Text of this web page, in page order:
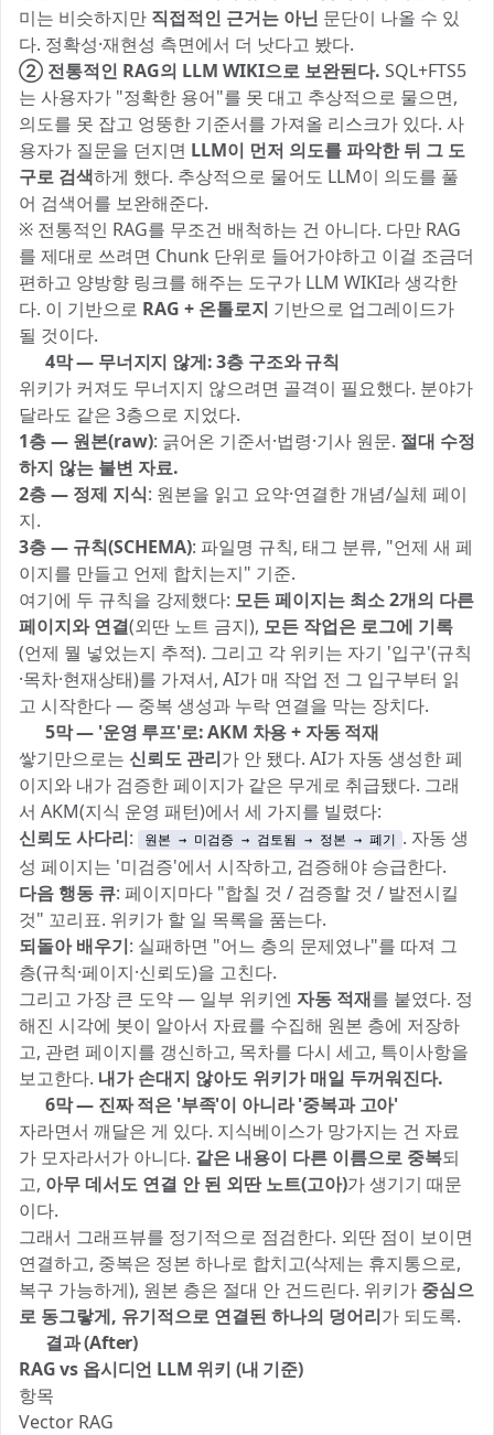
미는 비슷하지만 직접적인 근거는 아닌 문단이 나올 수 있
다. 정확성·재현성 측면에서 더 낫다고 봤다.
② 전통적인 RAG의 LLM WIKI으로 보완된다. SQL+FTS5
는 사용자가 "정확한 용어"를 못 대고 추상적으로 물으면,
의도를 못 잡고 엉뚱한 기준서를 가져올 리스크가 있다. 사
용자가 질문을 던지면 LLM이 먼저 의도를 파악한 뒤 그 도
구로 검색하게 했다. 추상적으로 물어도 LLM이 의도를 풀
어 검색어를 보완해준다.
※ 전통적인 RAG를 무조건 배척하는 건 아니다. 다만 RAG
를 제대로 쓰려면 Chunk 단위로 들어가야하고 이걸 조금더
편하고 양방향 링크를 해주는 도구가 LLM WIKI라 생각한
다. 이 기반으로 RAG + 온톨로지 기반으로 업그레이드가
될 것이다.
📐 4막 — 무너지지 않게: 3층 구조와 규칙
위키가 커져도 무너지지 않으려면 골격이 필요했다. 분야가
달라도 같은 3층으로 지었다.
1층 — 원본(raw): 긁어온 기준서·법령·기사 원문. 절대 수정
하지 않는 불변 자료.
2층 — 정제 지식: 원본을 읽고 요약·연결한 개념/실체 페이
지.
3층 — 규칙(SCHEMA): 파일명 규칙, 태그 분류, "언제 새 페
이지를 만들고 언제 합치는지" 기준.
여기에 두 규칙을 강제했다: 모든 페이지는 최소 2개의 다른
페이지와 연결(외딴 노트 금지), 모든 작업은 로그에 기록
(언제 뭘 넣었는지 추적). 그리고 각 위키는 자기 '입구'(규칙
·목차·현재상태)를 가져서, AI가 매 작업 전 그 입구부터 읽
고 시작한다 — 중복 생성과 누락 연결을 막는 장치다.
🔧 5막 — '운영 루프'로: AKM 차용 + 자동 적재
쌓기만으로는 신뢰도 관리가 안 됐다. AI가 자동 생성한 페
이지와 내가 검증한 페이지가 같은 무게로 취급됐다. 그래
서 AKM(지식 운영 패턴)에서 세 가지를 빌렸다:
신뢰도 사다리: 원본 → 미검증 → 검토됨 → 정본 → 폐기
. 자동 생
성 페이지는 '미검증'에서 시작하고, 검증해야 승급한다.
다음 행동 큐: 페이지마다 "합칠 것 / 검증할 것 / 발전시킬
것" 꼬리표. 위키가 할 일 목록을 품는다.
되돌아 배우기: 실패하면 "어느 층의 문제였나"를 따져 그
층(규칙·페이지·신뢰도)을 고친다.
그리고 가장 큰 도약 — 일부 위키엔 자동 적재를 붙였다. 정
해진 시각에 봇이 알아서 자료를 수집해 원본 층에 저장하
고, 관련 페이지를 갱신하고, 목차를 다시 세고, 특이사항을
보고한다. 내가 손대지 않아도 위키가 매일 두꺼워진다.
🧹 6막 — 진짜 적은 '부족'이 아니라 '중복과 고아'
자라면서 깨달은 게 있다. 지식베이스가 망가지는 건 자료
가 모자라서가 아니다. 같은 내용이 다른 이름으로 중복되
고, 아무 데서도 연결 안 된 외딴 노트(고아)가 생기기 때문
이다.
그래서 그래프뷰를 정기적으로 점검한다. 외딴 점이 보이면
연결하고, 중복은 정본 하나로 합치고(삭제는 휴지통으로,
복구 가능하게), 원본 층은 절대 안 건드린다. 위키가 중심으
로 동그랗게, 유기적으로 연결된 하나의 덩어리가 되도록.
✅ 결과 (After)
RAG vs 옵시디언 LLM 위키 (내 기준)
항목
Vector RAG